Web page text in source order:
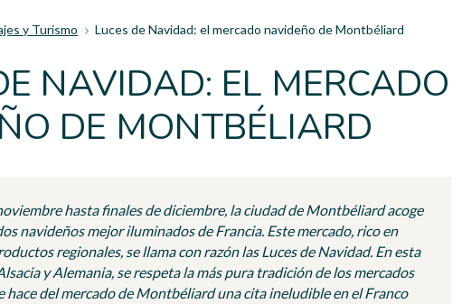
y Turismo Luces de Navidad: el mercado navideño de Montbéliard
NAVIDAD: EL MERCADO
DE MONTBÉLIARD
hasta finales de diciembre, la ciudad de Montbéliard acoge
navideños mejor iluminados de Francia. Este mercado, rico en
regionales, se llama con razón las Luces de Navidad. En esta
y Alemania, se respeta la más pura tradición de los mercados
hace del mercado de Montbéliard una cita ineludible en el Franco